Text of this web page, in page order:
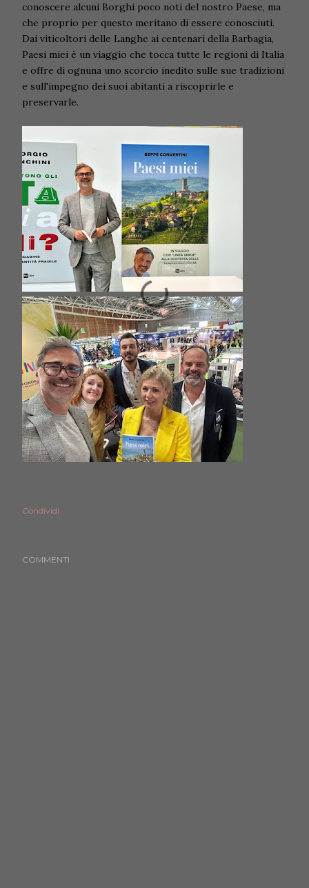
conoscere alcuni Borghi poco noti del nostro Paese, ma
che proprio per questo meritano di essere conosciuti.
Dai viticoltori delle Langhe ai centenari della Barbagia,
Paesi miei è un viaggio che tocca tutte le regioni di Italia
e offre di ognuna uno scorcio inedito sulle sue tradizioni
e sull'impegno dei suoi abitanti a riscoprirle e
preservarle.
Condividi
COMMENTI